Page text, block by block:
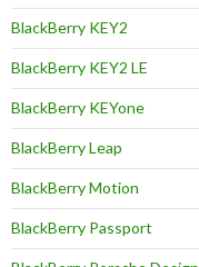
BlackBerry KEY2
BlackBerry KEY2 LE
BlackBerry KEYone
BlackBerry Leap
BlackBerry Motion
BlackBerry Passport